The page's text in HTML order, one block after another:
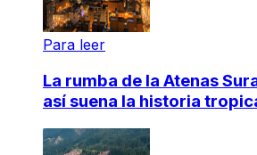
Para leer
La rumba de la Atenas
así suena la historia